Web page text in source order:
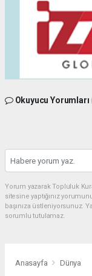
Okuyucu Yorumları
Yorum yazarak Topluluk
sitesine yaptığınız
başınıza üstleniyorsunuz.
sorumlu tutulamaz.
Anasayfa Dünya